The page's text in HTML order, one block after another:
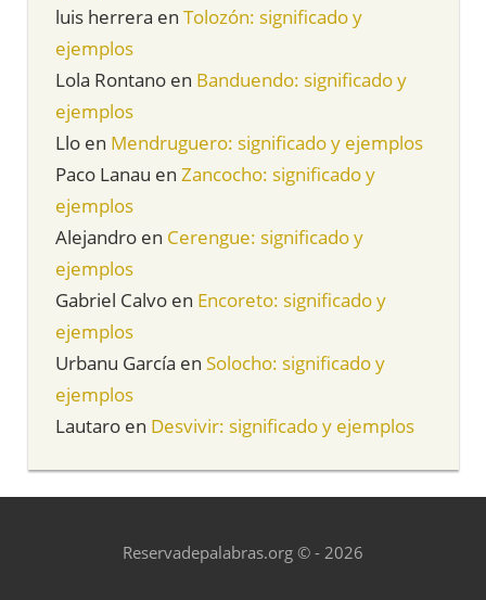
luis herrera en Tolozón: significado y
ejemplos
Lola Rontano en Banduendo: significado y
ejemplos
Llo en Mendruguero: significado y ejemplos
Paco Lanau en Zancocho: significado y
ejemplos
Alejandro en Cerengue: significado y
ejemplos
Gabriel Calvo en Encoreto: significado y
ejemplos
Urbanu García en Solocho: significado y
ejemplos
Lautaro en Desvivir: significado y ejemplos
Reservadepalabras.org © - 2026